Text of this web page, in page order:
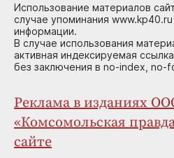
Использование материалов
случае упоминания
информации.
В случае использования
активная индексируемая
без заключения в no-index, no-
Реклама в изданиях
«Комсомольская
сайте